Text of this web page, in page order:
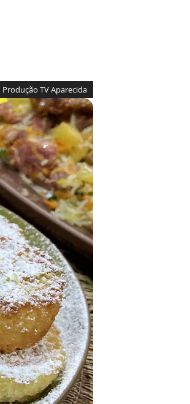
Produção TV Aparecida